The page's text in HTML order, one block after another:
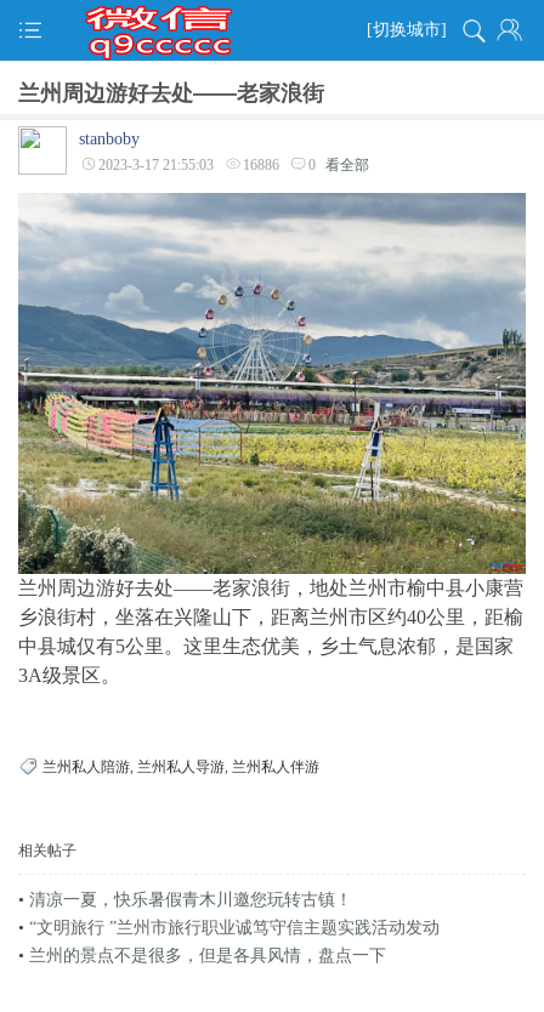
[切换城市]
兰州周边游好去处——老家浪街
stanboby
2023-3-17 21:55:03 16886 0 看全部
兰州周边游好去处——老家浪街，地处兰州市榆中县小康营
乡浪街村，坐落在兴隆山下，距离兰州市区约40公里，距榆
中县城仅有5公里。这里生态优美，乡土气息浓郁，是国家
3A级景区。
兰州私人陪游, 兰州私人导游, 兰州私人伴游
相关帖子
• 清凉一夏，快乐暑假青木川邀您玩转古镇！
• “文明旅行 ”兰州市旅行职业诚笃守信主题实践活动发动
• 兰州的景点不是很多，但是各具风情，盘点一下